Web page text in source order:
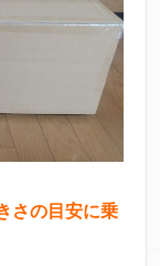
さの目安に乗